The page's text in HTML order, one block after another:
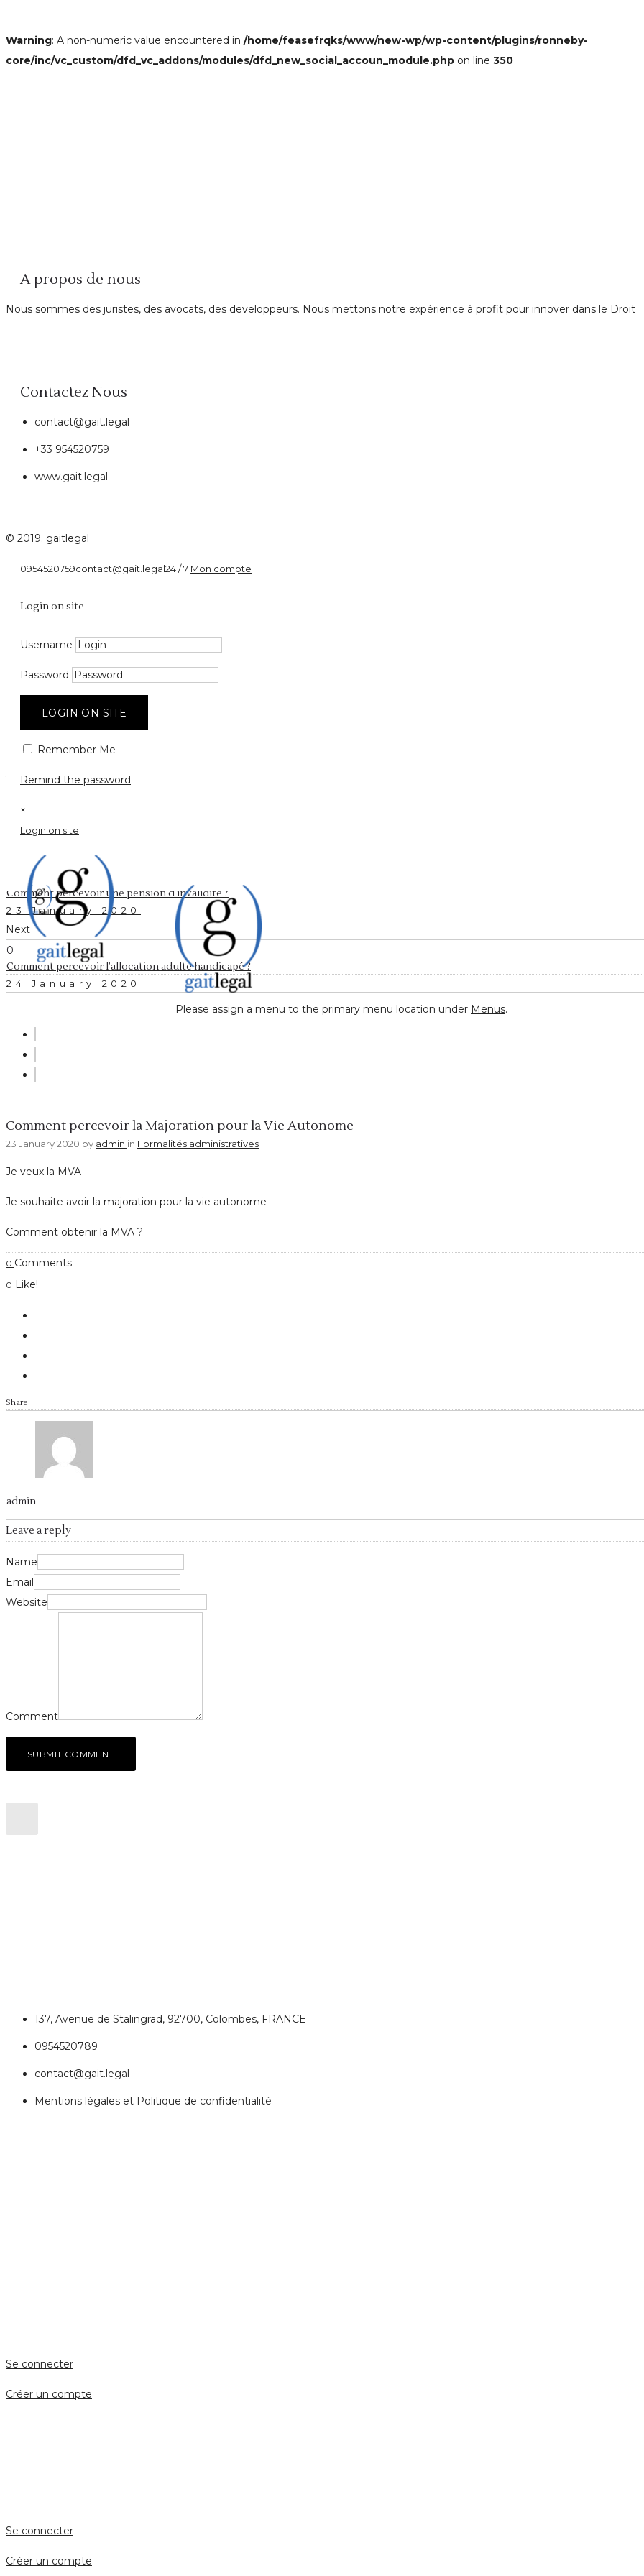
Warning: A non-numeric value encountered in /home/feasefrqks/www/new-wp/wp-content/plugins/ronneby-
core/inc/vc_custom/dfd_vc_addons/modules/dfd_new_social_accoun_module.php on line 350
A propos de nous
Nous sommes des juristes, des avocats, des developpeurs. Nous mettons notre expérience à profit pour innover dans le Droit
Contactez Nous
contact@gait.legal
+33 954520759
www.gait.legal
© 2019. gaitlegal
0954520759contact@gait.legal24 / 7 Mon compte
Login on site
Username
Password
LOGIN ON SITE
Remember Me
Remind the password
×
Login on site
Please assign a menu to the primary menu location under Menus.
Formalités administratives
Comment percevoir la
pour la Vie Autonome
23 January 2020 by admin0
Comment percevoir une pension d’invalidité ?
23 January 2020
Next
0
Comment percevoir l’allocation adulte handicapé ?
24 January 2020
Comment percevoir la Majoration pour la Vie Autonome
23 January 2020 by admin in Formalités administratives
Je veux la MVA
Je souhaite avoir la majoration pour la vie autonome
Comment obtenir la MVA ?
0 Comments
0 Like!
Share
admin
Leave a reply
Name
Email
Website
Comment
SUBMIT COMMENT
137, Avenue de Stalingrad, 92700, Colombes, FRANCE
0954520789
contact@gait.legal
Mentions légales et Politique de confidentialité
Se connecter
Créer un compte
Se connecter
Créer un compte